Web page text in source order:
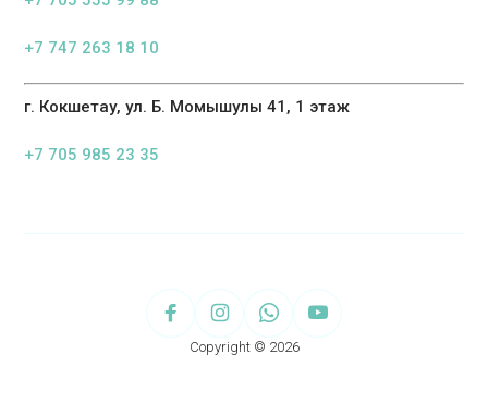
+7 747 263 18 10
г. Кокшетау, ул. Б. Момышулы 41, 1 этаж
+7 705 985 23 35
Copyright © 2026